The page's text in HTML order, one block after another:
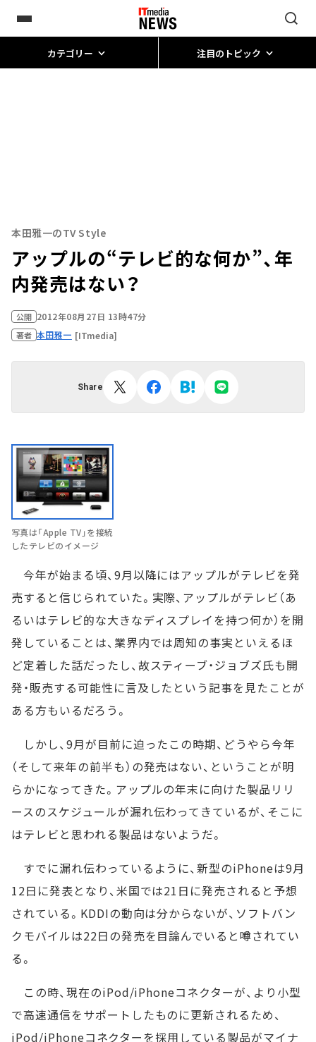
カテゴリー 注目のトピック
本田雅一のTV Style
アップルの“テレビ的な何か”、年
内発売はない？
公開 2012年08月27日 13時47分
著者 本田雅一 [ITmedia]
Share
写真は「Apple TV」を接続
したテレビのイメージ
今年が始まる頃、9月以降にはアップルがテレビを発
売すると信じられていた。実際、アップルがテレビ（あ
るいはテレビ的な大きなディスプレイを持つ何か）を開
発していることは、業界内では周知の事実といえるほ
ど定着した話だったし、故スティーブ・ジョブズ氏も開
発・販売する可能性に言及したという記事を見たことが
ある方もいるだろう。
しかし、9月が目前に迫ったこの時期、どうやら今年
（そして来年の前半も）の発売はない、ということが明
らかになってきた。アップルの年末に向けた製品リリ
ースのスケジュールが漏れ伝わってきているが、そこに
はテレビと思われる製品はないようだ。
すでに漏れ伝わっているように、新型のiPhoneは9月
12日に発表となり、米国では21日に発売されると予想
されている。KDDIの動向は分からないが、ソフトバン
クモバイルは22日の発売を目論んでいると噂されてい
る。
この時、現在のiPod/iPhoneコネクターが、より小型
で高速通信をサポートしたものに更新されるため、
iPod/iPhoneコネクターを採用している製品がマイナ